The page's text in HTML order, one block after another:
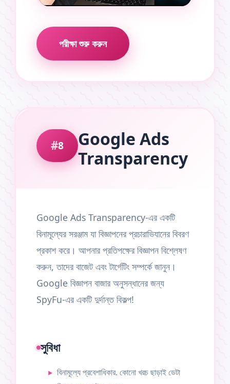
পরীক্ষা শুরু করুন
8
Google Ads
Transparency
Google Ads Transparency-এর একটি
বিনামূল্যের সরঞ্জাম যা বিজ্ঞাপনের প্রচারাভিযানের বিবরণ
প্রকাশ করে। আপনার প্রতিপক্ষের বিজ্ঞাপন বিশ্লেষণ
করুন, তাদের বাজেট এবং টার্গেটিং সম্পর্কে জানুন।
Google বিজ্ঞাপন বাজার অনুসন্ধানের জন্য
SpyFu-এর একটি দুর্দান্ত বিকল্প!
সুবিধা
বিনামূল্যে প্রবেশাধিকার. কোনো খরচ ছাড়াই ডেটা